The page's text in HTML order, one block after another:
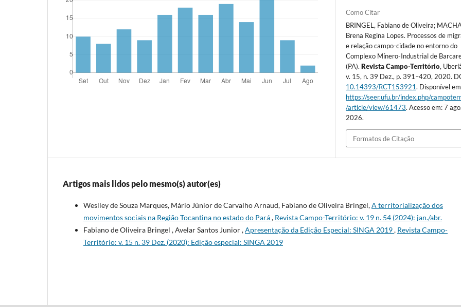
Como Citar
BRINGEL, Fabiano de Oliveira;
Brena Regina Lopes. Processos de
e relação campo-cidade no entorno do
Complexo Mínero-Industrial de
(PA).Revista Campo-Território,
v. 15, n. 39 Dez., p. 391–420, 2020.
10.14393/RCT153921. Disponível
https://seer.ufu.br/index.php/
/article/view/61473. Acesso em: 7 ago.
2026.
Formatos de Citação
Artigos mais lidos pelo mesmo(s) autor(es)
Weslley de Souza Marques, Mário Júnior de Carvalho Arnaud, Fabiano de Oliveira Bringel,A territorialização dos
movimentos sociais na Região Tocantina no estado do Pará, Revista Campo-Território: v. 19 n. 54 (2024): jan./abr.
Fabiano de Oliveira Bringel , Avelar Santos Junior ,Apresentação da Edição Especial: SINGA 2019, Revista Campo-
Território: v. 15 n. 39 Dez. (2020): Edição especial: SINGA 2019